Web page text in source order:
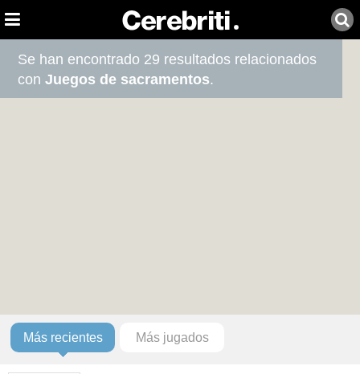
Se han encontrado 29 resultados relacionados
conJuegos de sacramentos.
Más recientes Más jugados